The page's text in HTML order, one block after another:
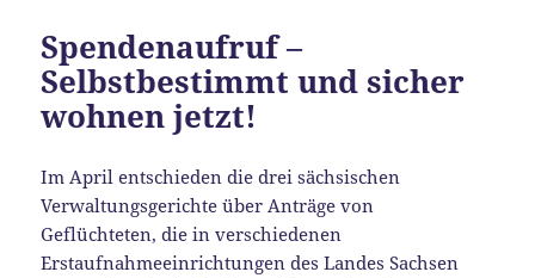
Spendenaufruf –
Selbstbestimmt und sicher
wohnen jetzt!
Im April entschieden die drei sächsischen
Verwaltungsgerichte über Anträge von
Geflüchteten, die in verschiedenen
Erstaufnahmeeinrichtungen des Landes Sachsen